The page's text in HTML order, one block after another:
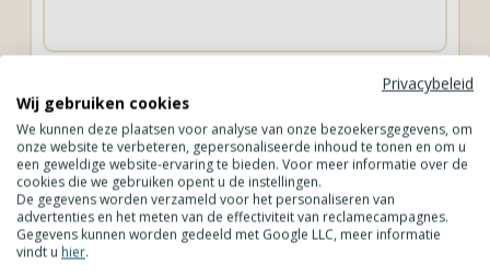
Dibond®/Aluminium composiet Butler Finish goud – 3
mm
€59,29/ m2 incl. BTW
Bekijk product
Privacybeleid
Wij gebruiken cookies
We kunnen deze plaatsen voor analyse van onze bezoekersgegevens, om
onze website te verbeteren, gepersonaliseerde inhoud te tonen en om u
een geweldige website-ervaring te bieden. Voor meer informatie over de
cookies die we gebruiken opent u de instellingen.
De gegevens worden verzameld voor het personaliseren van
advertenties en het meten van de effectiviteit van reclamecampagnes.
Gegevens kunnen worden gedeeld met Google LLC, meer informatie
vindt u hier.